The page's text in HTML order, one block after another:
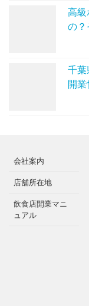
高級
の？
千葉
開業
会社案内
店舗所在地
飲食店開業マニ
ュアル